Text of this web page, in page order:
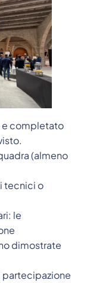
e completato
(almeno
tecnici o
le
dimostrate